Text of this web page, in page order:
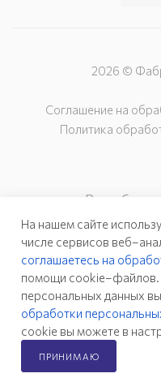
2026 ©
Соглашение на
Политика
Разработка
Главная
На нашем сайте
числе сервисов
соглашаетесь на
помощи cookie–файлов.
персональных данных
обработки
cookie вы можете в
ПРИНИМАЮ